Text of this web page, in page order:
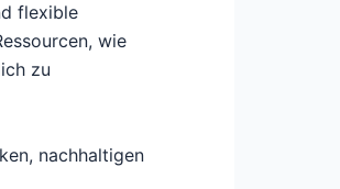
flexible
wie
zu
nachhaltigen